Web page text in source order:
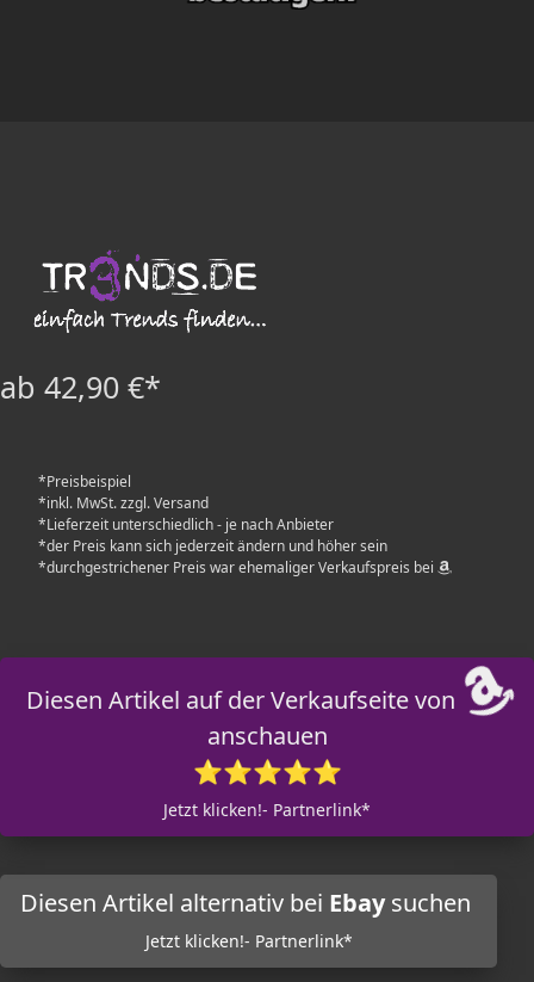
ab 42,90 €*
*Preisbeispiel
*inkl. MwSt. zzgl. Versand
*Lieferzeit unterschiedlich - je nach Anbieter
*der Preis kann sich jederzeit ändern und höher sein
*durchgestrichener Preis war ehemaliger Verkaufspreis bei
Diesen Artikel auf der Verkaufseite von
anschauen
⭐⭐⭐⭐⭐
Jetzt klicken!- Partnerlink*
Diesen Artikel alternativ bei Ebaysuchen
Jetzt klicken!- Partnerlink*